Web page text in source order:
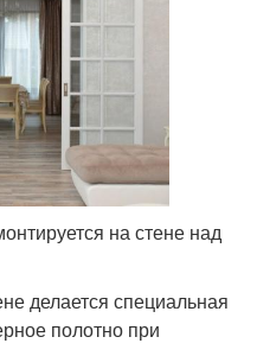
на стене над
делается специальная
полотно при